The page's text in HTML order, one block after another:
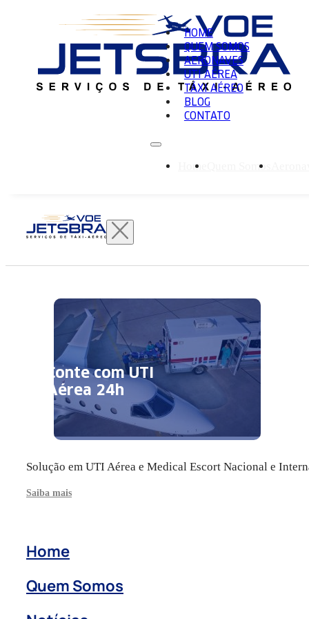
HOME
QUEM SOMOS
AERONAVES
UTI AÉREA
TÁXI AÉREO
BLOG
CONTATO
Home Quem Somos
Conte com UTI
Aérea 24h
Solução em UTI Aérea e Medical Escort Nacional e
Saiba mais
Home
Quem Somos